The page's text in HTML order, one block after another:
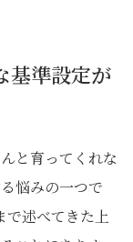
基準設定が
と育ってくれな
悩みの一つで
で述べてきた上